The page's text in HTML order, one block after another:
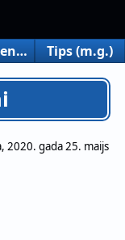
Instrumentu izplatīšana Tips (m.g.)
2020. gada 25. maijs